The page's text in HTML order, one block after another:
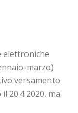
elettroniche
marzo)
versamento
20.4.2020, ma